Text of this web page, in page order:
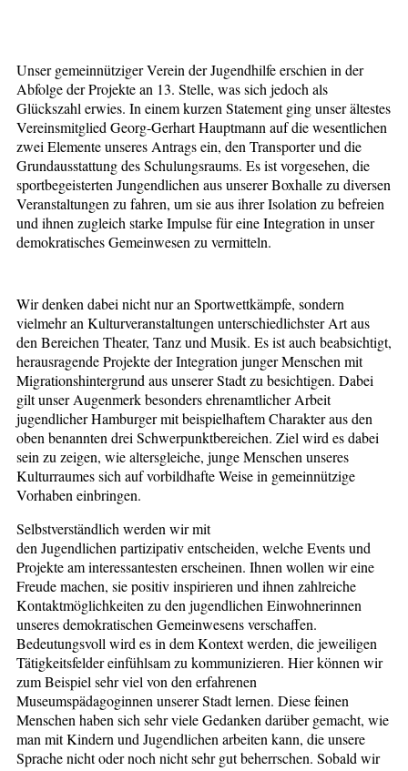
Unser gemeinnütziger Verein der Jugendhilfe erschien in der
Abfolge der Projekte an 13. Stelle, was sich jedoch als
Glückszahl erwies. In einem kurzen Statement ging unser ältestes
Vereinsmitglied Georg-Gerhart Hauptmann auf die wesentlichen
zwei Elemente unseres Antrags ein, den Transporter und die
Grundausstattung des Schulungsraums. Es ist vorgesehen, die
sportbegeisterten Jungendlichen aus unserer Boxhalle zu diversen
Veranstaltungen zu fahren, um sie aus ihrer Isolation zu befreien
und ihnen zugleich starke Impulse für eine Integration in unser
demokratisches Gemeinwesen zu vermitteln.
Wir denken dabei nicht nur an Sportwettkämpfe, sondern
vielmehr an Kulturveranstaltungen unterschiedlichster Art aus
den Bereichen Theater, Tanz und Musik. Es ist auch beabsichtigt,
herausragende Projekte der Integration junger Menschen mit
Migrationshintergrund aus unserer Stadt zu besichtigen. Dabei
gilt unser Augenmerk besonders ehrenamtlicher Arbeit
jugendlicher Hamburger mit beispielhaftem Charakter aus den
oben benannten drei Schwerpunktbereichen. Ziel wird es dabei
sein zu zeigen, wie altersgleiche, junge Menschen unseres
Kulturraumes sich auf vorbildhafte Weise in gemeinnützige
Vorhaben einbringen.
Selbstverständlich werden wir mit
den Jugendlichen partizipativ entscheiden, welche Events und
Projekte am interessantesten erscheinen. Ihnen wollen wir eine
Freude machen, sie positiv inspirieren und ihnen zahlreiche
Kontaktmöglichkeiten zu den jugendlichen Einwohnerinnen
unseres demokratischen Gemeinwesens verschaffen.
Bedeutungsvoll wird es in dem Kontext werden, die jeweiligen
Tätigkeitsfelder einfühlsam zu kommunizieren. Hier können wir
zum Beispiel sehr viel von den erfahrenen
Museumspädagoginnen unserer Stadt lernen. Diese feinen
Menschen haben sich sehr viele Gedanken darüber gemacht, wie
man mit Kindern und Jugendlichen arbeiten kann, die unsere
Sprache nicht oder noch nicht sehr gut beherrschen. Sobald wir